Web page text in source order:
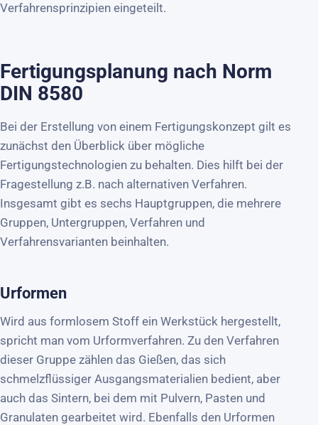
Verfahrensprinzipien eingeteilt.
Fertigungsplanung nach Norm
DIN 8580
Bei der Erstellung von einem Fertigungskonzept gilt es
zunächst den Überblick über mögliche
Fertigungstechnologien zu behalten. Dies hilft bei der
Fragestellung z.B. nach alternativen Verfahren.
Insgesamt gibt es sechs Hauptgruppen, die mehrere
Gruppen, Untergruppen, Verfahren und
Verfahrensvarianten beinhalten.
Urformen
Wird aus formlosem Stoff ein Werkstück hergestellt,
spricht man vom Urformverfahren. Zu den Verfahren
dieser Gruppe zählen das Gießen, das sich
schmelzflüssiger Ausgangsmaterialien bedient, aber
auch das Sintern, bei dem mit Pulvern, Pasten und
Granulaten gearbeitet wird. Ebenfalls den Urformen